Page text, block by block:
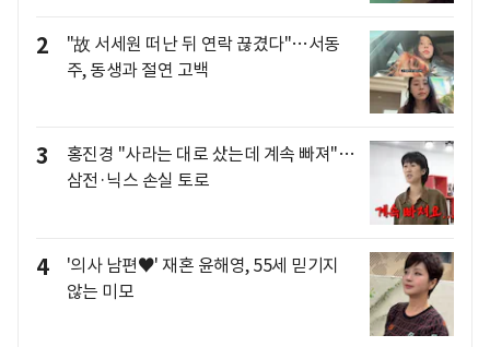
2
"故 서세원 떠난 뒤 연락 끊겼다"…서동
주, 동생과 절연 고백
3
홍진경 "사라는 대로 샀는데 계속 빠져"…
삼전·닉스 손실 토로
4
'의사 남편♥' 재혼 윤해영, 55세 믿기지
않는 미모